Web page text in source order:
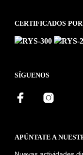
CERTIFICADOS
SÍGUENOS
APÚNTATE A